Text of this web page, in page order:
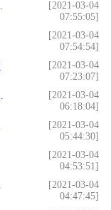
[2021-03-04
07:55:05]
[2021-03-04
07:54:54]
[2021-03-04
07:23:07]
[2021-03-04
06:18:04]
[2021-03-04
05:44:30]
[2021-03-04
04:53:51]
[2021-03-04
04:47:45]